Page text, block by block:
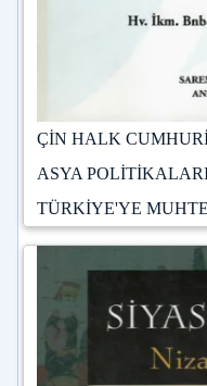
ÇİN HALK
ASYA
TÜRKİYE'YE